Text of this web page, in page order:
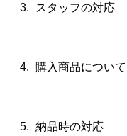
スタッフの対応
購入商品について
納品時の対応